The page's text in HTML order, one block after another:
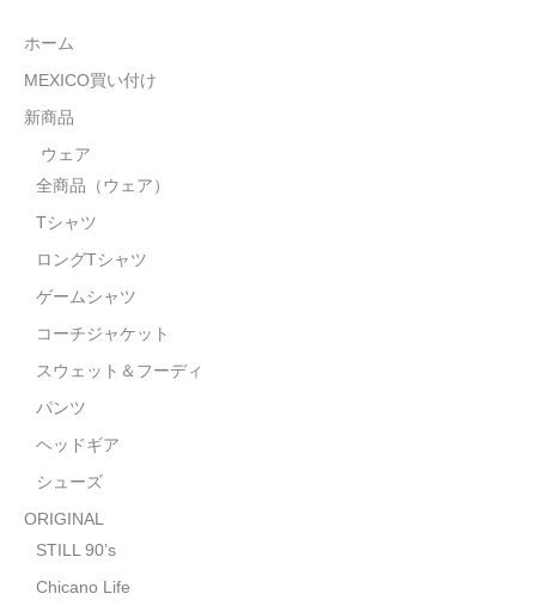
ORIGINAL
STILL 90’s
Brown Pride
全商品（ORIGINAL）
ハニーカムトライプ
天ぷらまめすけ
C D / D V D
全商品（CD/DVD）
DJ SANTANA
ホーム
MEXICO買い付け
新商品
ウェア
全商品（ウェア）
Tシャツ
ロングTシャツ
ゲームシャツ
コーチジャケット
スウェット＆フーディ
パンツ
ヘッドギア
シューズ
ORIGINAL
STILL 90’s
Chicano Life